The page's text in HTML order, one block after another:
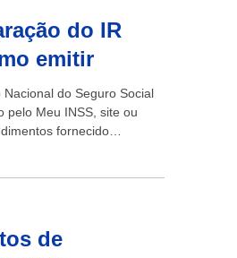
do IR
emitir
do Seguro Social
pelo Meu INSS, site ou
fornecido
de